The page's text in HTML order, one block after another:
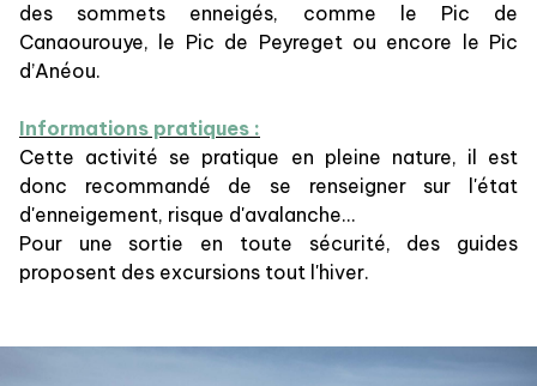
des sommets enneigés, comme le Pic de
Canaourouye, le Pic de Peyreget ou encore le Pic
d’Anéou.
Informations pratiques :
Cette activité se pratique en pleine nature, il est
donc recommandé de se renseigner sur l'état
d'enneigement, risque d'avalanche...
Pour une sortie en toute sécurité, des guides
proposent des excursions tout l'hiver.